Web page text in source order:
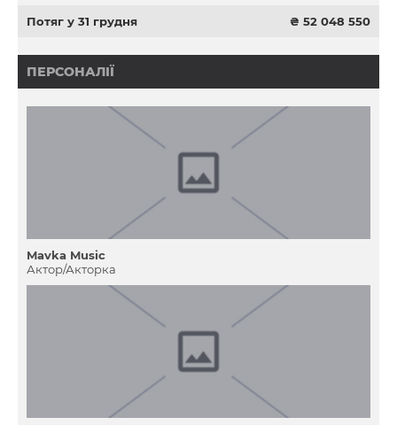
Потяг у 31 грудня ₴ 52 048 550
ПЕРСОНАЛІЇ
Mavka Music
Актор/Акторка